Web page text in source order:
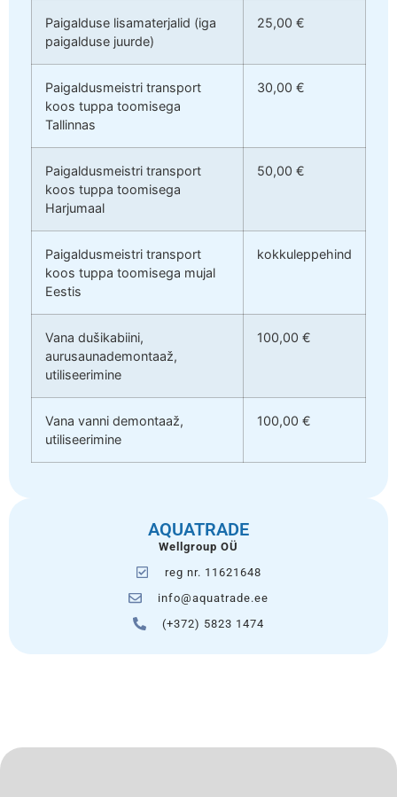
Paigalduse lisamaterjalid (iga
paigalduse juurde)
25,00 €
Paigaldusmeistri transport
koos tuppa toomisega
Tallinnas
30,00 €
Paigaldusmeistri transport
koos tuppa toomisega
Harjumaal
50,00 €
Paigaldusmeistri transport
koos tuppa toomisega mujal
Eestis
kokkuleppehind
Vana dušikabiini,
aurusaunademontaaž,
utiliseerimine
100,00 €
Vana vanni demontaaž,
utiliseerimine
100,00 €
AQUATRADE
Wellgroup OÜ
reg nr. 11621648
info@aquatrade.ee
(+372) 5823 1474